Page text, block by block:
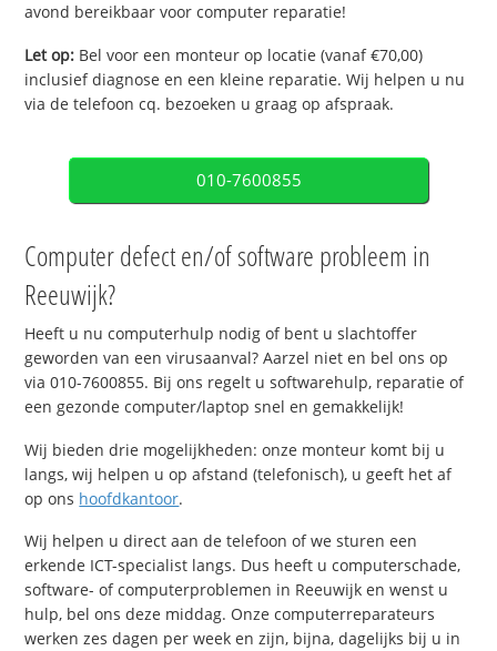
avond bereikbaar voor computer reparatie!
Let op: Bel voor een monteur op locatie (vanaf €70,00)
inclusief diagnose en een kleine reparatie. Wij helpen u nu
via de telefoon cq. bezoeken u graag op afspraak.
010-7600855
Computer defect en/of software probleem in
Reeuwijk?
Heeft u nu computerhulp nodig of bent u slachtoffer
geworden van een virusaanval? Aarzel niet en bel ons op
via 010-7600855. Bij ons regelt u softwarehulp, reparatie of
een gezonde computer/laptop snel en gemakkelijk!
Wij bieden drie mogelijkheden: onze monteur komt bij u
langs, wij helpen u op afstand (telefonisch), u geeft het af
op ons hoofdkantoor.
Wij helpen u direct aan de telefoon of we sturen een
erkende ICT-specialist langs. Dus heeft u computerschade,
software- of computerproblemen in Reeuwijk en wenst u
hulp, bel ons deze middag. Onze computerreparateurs
werken zes dagen per week en zijn, bijna, dagelijks bij u in